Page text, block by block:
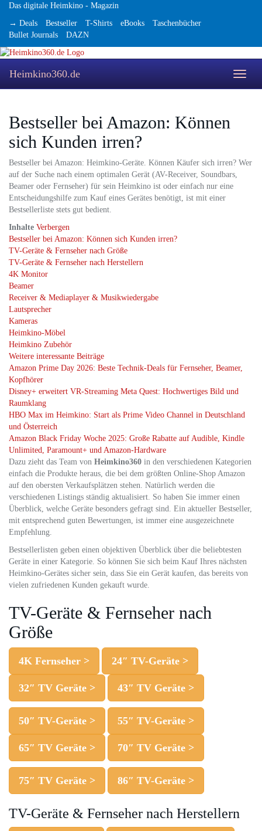
Skip
main
content
Das digitale Heimkino - Magazin
→ Deals
Bestseller T-Shirts eBooks
Taschenbücher
Bullet Journals
DAZN
Toggle
Heimkino360.de
Bestseller bei Amazon: Können
sich Kunden irren?
Bestseller bei Amazon: Heimkino-Geräte. Können Käufer sich irren? Wer
auf der Suche nach einem optimalen Gerät (AV-Receiver, Soundbars,
Beamer oder Fernseher) für sein Heimkino ist oder einfach nur eine
Entscheidungshilfe zum Kauf eines Gerätes benötigt, ist mit einer
Bestsellerliste stets gut bedient.
Inhalte Verbergen
Bestseller bei Amazon: Können sich Kunden irren?
TV-Geräte & Fernseher nach Größe
TV-Geräte & Fernseher nach Herstellern
4K Monitor
Beamer
Receiver & Mediaplayer & Musikwiedergabe
Lautsprecher
Kameras
Heimkino-Möbel
Heimkino Zubehör
Weitere interessante Beiträge
Amazon Prime Day 2026: Beste Technik-Deals für Fernseher, Beamer,
Kopfhörer
Disney+ erweitert VR‑Streaming Meta Quest: Hochwertiges Bild und
Raumklang
HBO Max im Heimkino: Start als Prime Video Channel in Deutschland
und Österreich
Amazon Black Friday Woche 2025: Große Rabatte auf Audible, Kindle
Unlimited, Paramount+ und Amazon‑Hardware
Dazu zieht das Team von Heimkino360 in den verschiedenen Kategorien
einfach die Produkte heraus, die bei dem größten Online-Shop Amazon
auf den obersten Verkaufsplätzen stehen. Natürlich werden die
verschiedenen Listings ständig aktualisiert. So haben Sie immer einen
Überblick, welche Geräte besonders gefragt sind. Ein aktueller Bestseller,
mit entsprechend guten Bewertungen, ist immer eine ausgezeichnete
Empfehlung.
Bestsellerlisten geben einen objektiven Überblick über die beliebtesten
Geräte in einer Kategorie. So können Sie sich beim Kauf Ihres nächsten
Heimkino-Gerätes sicher sein, dass Sie ein Gerät kaufen, das bereits von
vielen zufriedenen Kunden gekauft wurde.
TV-Geräte & Fernseher nach
Größe
4K Fernseher > 24″ TV-Geräte >
32″ TV Geräte > 43″ TV Geräte >
50″ TV-Geräte > 55″ TV-Geräte >
65″ TV Geräte > 70″ TV Geräte >
75″ TV Geräte > 86″ TV-Geräte >
TV-Geräte & Fernseher nach Herstellern